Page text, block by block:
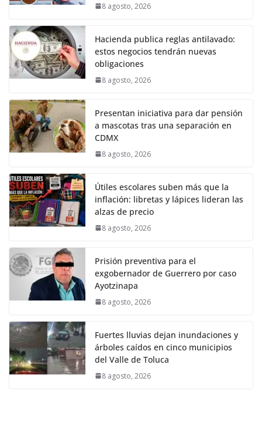
8 agosto, 2026
Hacienda publica reglas antilavado:
estos negocios tendrán nuevas
obligaciones
8 agosto, 2026
Presentan iniciativa para dar pensión
a mascotas tras una separación en
CDMX
8 agosto, 2026
Útiles escolares suben más que la
inflación: libretas y lápices lideran las
alzas de precio
8 agosto, 2026
Prisión preventiva para el
exgobernador de Guerrero por caso
Ayotzinapa
8 agosto, 2026
Fuertes lluvias dejan inundaciones y
árboles caídos en cinco municipios
del Valle de Toluca
8 agosto, 2026